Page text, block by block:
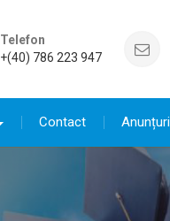
Telefon
+(40) 786 223 947
Contact Anunțuri